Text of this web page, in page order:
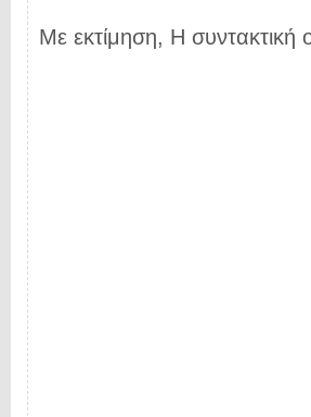
Με εκτίμηση, Η